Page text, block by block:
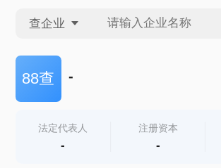
查企业
查企业
查产地
88查 -
法定代表人
-
注册资本
-